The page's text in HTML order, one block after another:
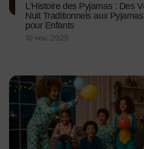
L’Histoire des Pyjamas : Des
Nuit Traditionnels aux
pour Enfants
10 nov. 2025